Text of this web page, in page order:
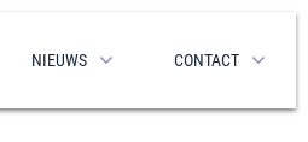
NIEUWS CONTACT